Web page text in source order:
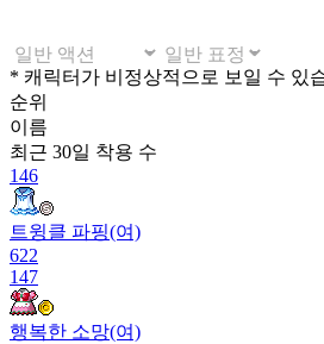
* 캐릭터가 비정상적으로 보일 수 있
순위
이름
최근 30일 착용 수
146
트윙클 파핑(여)
622
147
행복한 소망(여)